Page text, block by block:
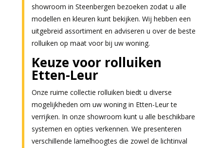
showroom in Steenbergen bezoeken zodat u alle
modellen en kleuren kunt bekijken. Wij hebben een
uitgebreid assortiment en adviseren u over de beste
rolluiken op maat voor bij uw woning.
Keuze voor rolluiken
Etten-Leur
Onze ruime collectie rolluiken biedt u diverse
mogelijkheden om uw woning in Etten-Leur te
verrijken. In onze showroom kunt u alle beschikbare
systemen en opties verkennen. We presenteren
verschillende lamelhoogtes die zowel de lichtinval